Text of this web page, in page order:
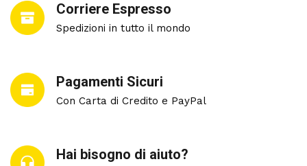
Corriere Espresso
Spedizioni in tutto il mondo
Pagamenti Sicuri
Con Carta di Credito e PayPal
Hai bisogno di aiuto?